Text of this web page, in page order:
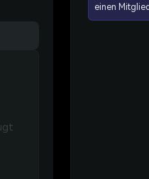
einen